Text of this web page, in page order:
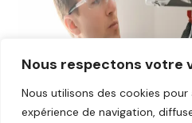
Nous respectons votre
Nous utilisons des cookies
expérience de navigation,